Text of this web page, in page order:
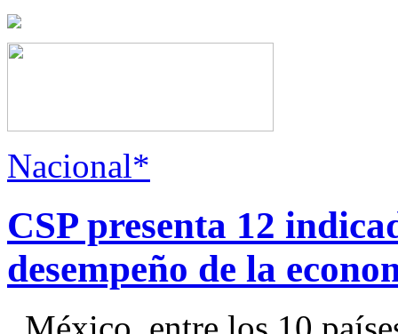
Nacional*
CSP presenta 12
desempeño de la